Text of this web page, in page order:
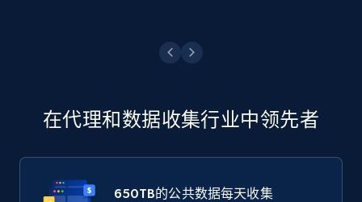
在代理和数据收集行业中领先者
650TB的公共数据每天收集